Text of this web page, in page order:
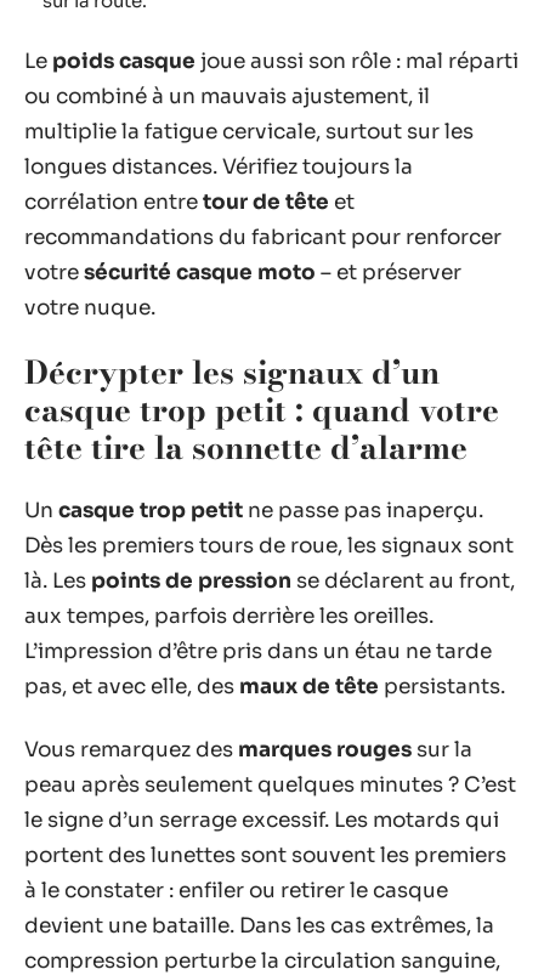
Le poids casque joue aussi son rôle : mal réparti
ou combiné à un mauvais ajustement, il
multiplie la fatigue cervicale, surtout sur les
longues distances. Vérifiez toujours la
corrélation entretour de tête et
recommandations du fabricant pour renforcer
votresécurité casque moto – et préserver
votre nuque.
Décrypter les signaux d’un
casque trop petit : quand votre
tête tire la sonnette d’alarme
Un casque trop petit ne passe pas inaperçu.
Dès les premiers tours de roue, les signaux sont
là. Les points de pression se déclarent au front,
aux tempes, parfois derrière les oreilles.
L’impression d’être pris dans un étau ne tarde
pas, et avec elle, des maux de tête persistants.
Vous remarquez des marques rouges sur la
peau après seulement quelques minutes ? C’est
le signe d’un serrage excessif. Les motards qui
portent des lunettes sont souvent les premiers
à le constater : enfiler ou retirer le casque
devient une bataille. Dans les cas extrêmes, la
compression perturbe la circulation sanguine,